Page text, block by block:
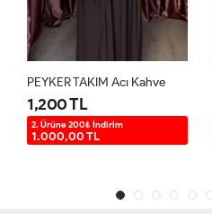
PEYKER TAKIM Acı Kahve
1,200 TL
2. Ürüne 200₺ İndirim
1.000,00 TL